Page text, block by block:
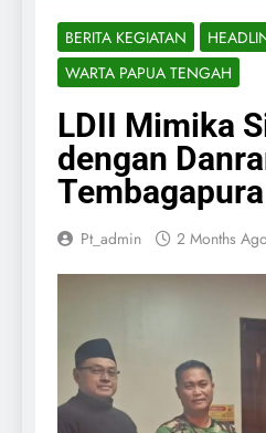
BERITA KEGIATAN
WARTA PAPUA TENGAH
LDII Mimika
dengan
Tembagapura
Pt_admin 2 Months Ago